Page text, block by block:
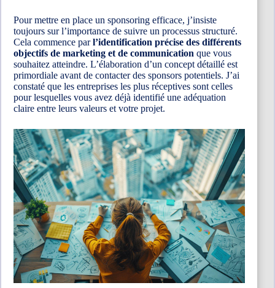
Pour mettre en place un sponsoring efficace, j’insiste
toujours sur l’importance de suivre un processus structuré.
Cela commence parl’identification précise des différents
objectifs de marketing et de communication que vous
souhaitez atteindre. L’élaboration d’un concept détaillé est
primordiale avant de contacter des sponsors potentiels. J’ai
constaté que les entreprises les plus réceptives sont celles
pour lesquelles vous avez déjà identifié une adéquation
claire entre leurs valeurs et votre projet.